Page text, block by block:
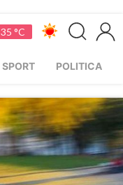
35 °C
SPORT POLITICA